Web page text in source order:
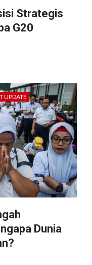
Strategis
G20
UPDATE
Dunia